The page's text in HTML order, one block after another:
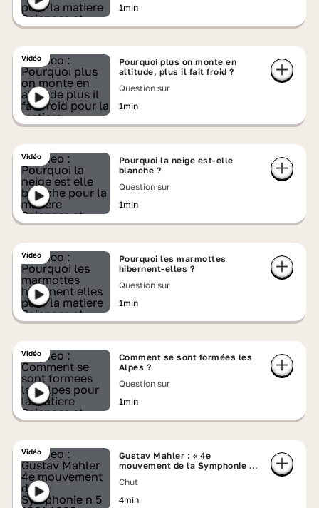
1min
Vidéo
Pourquoi plus on monte en
altitude, plus il fait froid ?
Question sur
1min
Vidéo
Pourquoi la neige est-elle
blanche ?
Question sur
1min
Vidéo
Pourquoi les marmottes
hibernent-elles ?
Question sur
1min
Vidéo
Comment se sont formées les
Alpes ?
Question sur
1min
Vidéo
Gustav Mahler : « 4e
mouvement de la Symphonie n°
Chut
4min